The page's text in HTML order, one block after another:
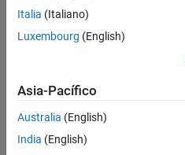
Italia (Italiano)
Luxembourg (English)
Asia-Pacífico
Australia (English)
India (English)